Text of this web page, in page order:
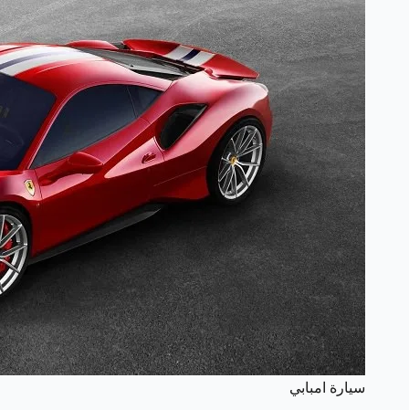
سيارة امبابي